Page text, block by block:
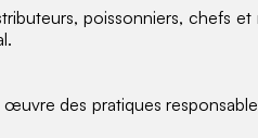
poissonniers, chefs et
des pratiques